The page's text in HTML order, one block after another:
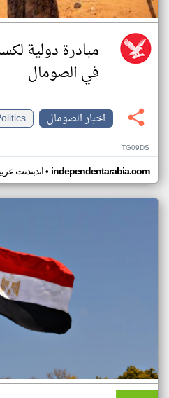
مبادرة دولية
في الصومال
اخبار الصومال
TG09DS
اندبندنت• independentarabia.com